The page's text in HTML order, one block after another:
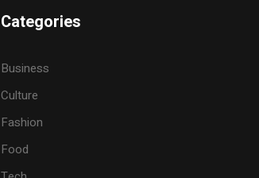
Categories
Business
Culture
Fashion
Food